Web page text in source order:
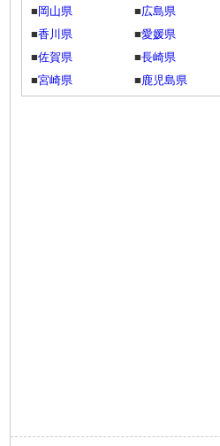
■ 岡山県 ■広島県
■香川県 ■愛媛県
■佐賀県 ■長崎県
■宮崎県 ■鹿児島県